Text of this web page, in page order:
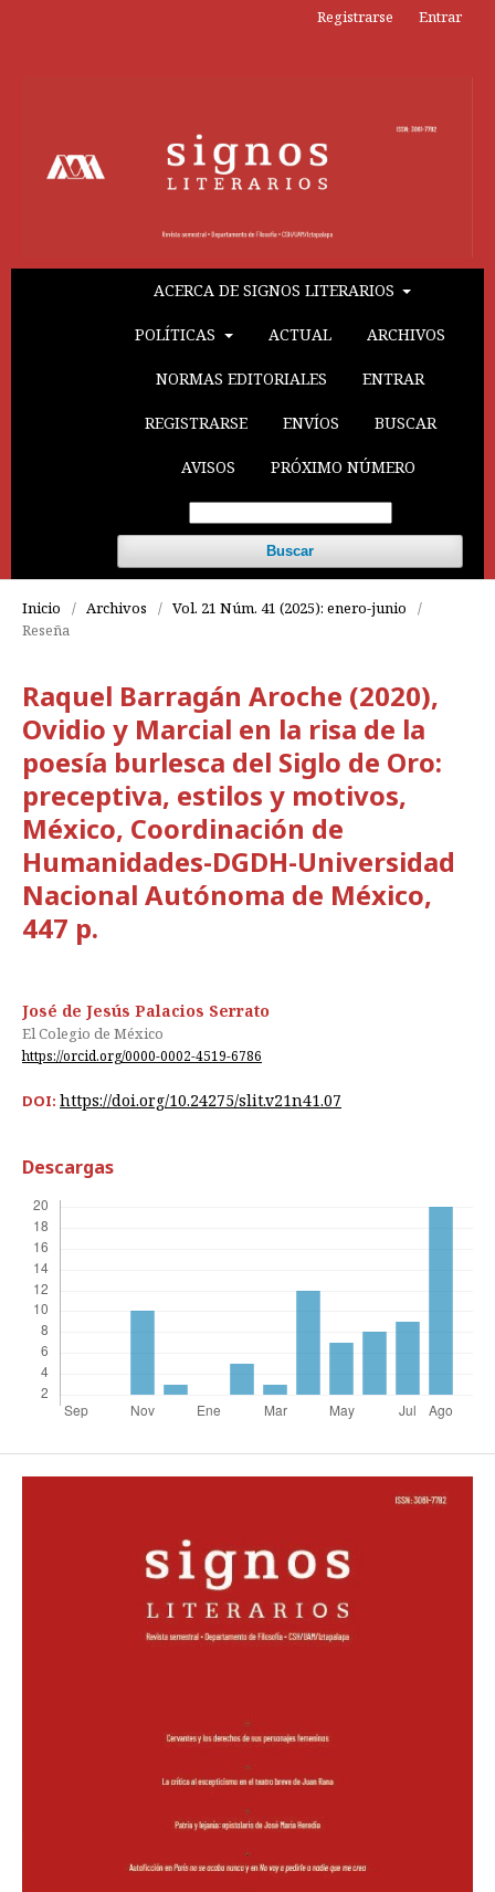
ACERCA DE SIGNOS LITERARIOS
POLÍTICAS ACTUAL ARCHIVOS
NORMAS EDITORIALES ENTRAR
REGISTRARSE ENVÍOS BUSCAR
AVISOS PRÓXIMO NÚMERO
Buscar
Registrarse Entrar
Inicio / Archivos / Vol. 21 Núm. 41 (2025): enero-junio
/
Reseña
Raquel Barragán Aroche (2020),
Ovidio y Marcial en la risa de la
poesía burlesca del Siglo de Oro:
preceptiva, estilos y motivos,
México, Coordinación de
Humanidades-DGDH-Universidad
Nacional Autónoma de México,
447 p.
José de Jesús Palacios Serrato
El Colegio de México
https://orcid.org/0000-0002-4519-6786
DOI: https://doi.org/10.24275/slit.v21n41.07
Descargas